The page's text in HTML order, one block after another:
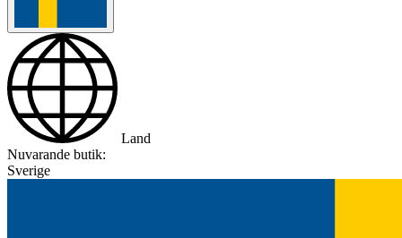
Land
Nuvarande butik:
Sverige